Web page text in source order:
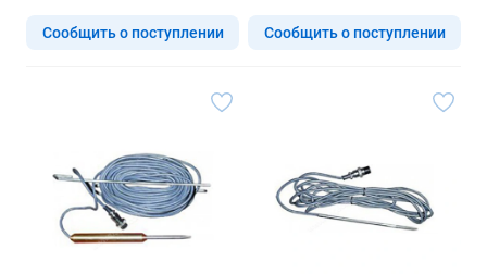
Сообщить о поступлении Сообщить о поступлении